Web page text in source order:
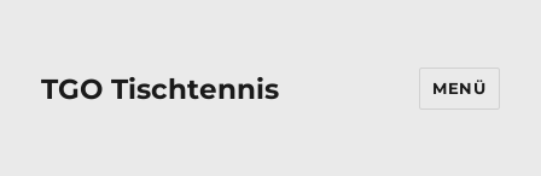
TGO Tischtennis MENÜ